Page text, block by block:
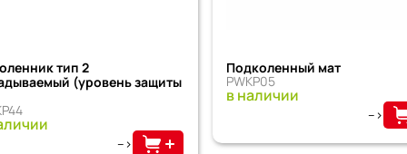
тип 2
(уровень защиты
-->
Подколенный мат
PWKP05
в наличии
-->